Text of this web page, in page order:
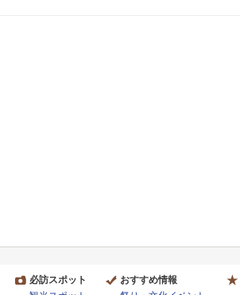
必訪スポット
おすすめ情報